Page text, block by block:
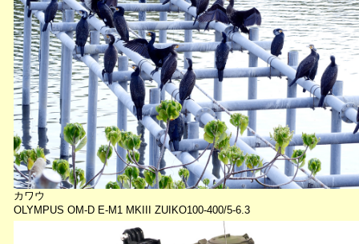
カワウ
OLYMPUS OM-D E-M1 MKIII ZUIKO100-400/5-6.3